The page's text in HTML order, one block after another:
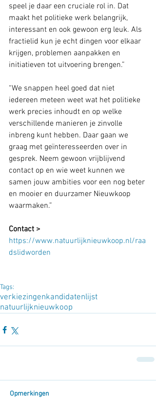
speel je daar een cruciale rol in. Dat
maakt het politieke werk belangrijk,
interessant en ook gewoon erg leuk. Als
fractielid kun je echt dingen voor elkaar
krijgen, problemen aanpakken en
initiatieven tot uitvoering brengen.”
“We snappen heel goed dat niet
iedereen meteen weet wat het politieke
werk precies inhoudt en op welke
verschillende manieren je zinvolle
inbreng kunt hebben. Daar gaan we
graag met geïnteresseerden over in
gesprek. Neem gewoon vrijblijvend
contact op en wie weet kunnen we
samen jouw ambities voor een nog beter
en mooier en duurzamer Nieuwkoop
waarmaken.”
Contact >
https://www.natuurlijknieuwkoop.nl/raa
dslidworden
Tags:
verkiezingenkandidatenlijst
natuurlijknieuwkoop
Opmerkingen